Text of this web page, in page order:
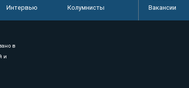
Интервью Колумнисты
Вакансии
в
и